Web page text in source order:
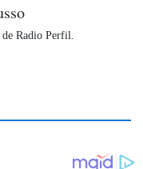
Radio Perfil.